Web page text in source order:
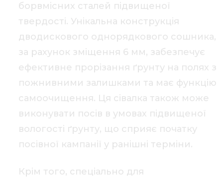
борвмісних сталей підвищеної
твердості. Унікальна конструкція
дводискового однорядкового сошника,
за рахунок зміщення 6 мм, забезпечує
ефективне прорізання ґрунту на полях з
пожнивними залишками та має функцію
самоочищення. Ця сівалка також може
виконувати посів в умовах підвищеної
вологості ґрунту, що сприяє початку
посівної кампанії у ранішні терміни.
Крім того, спеціально для